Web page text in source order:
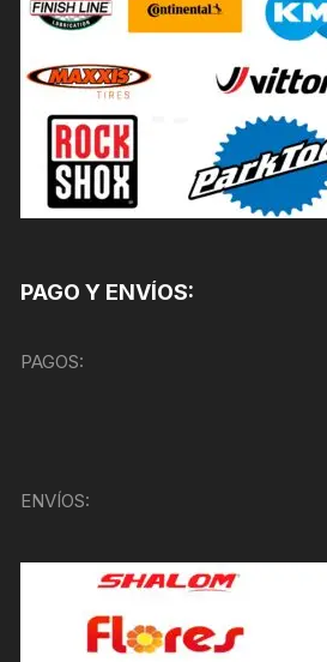
PAGO Y ENVÍOS:
PAGOS:
ENVÍOS: